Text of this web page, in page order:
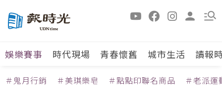
娛樂賽事 時代現場 青春懷舊 城市生活 讀報
＃鬼月行銷 ＃美琪樂皂 ＃點點印聯名商品 ＃老派運